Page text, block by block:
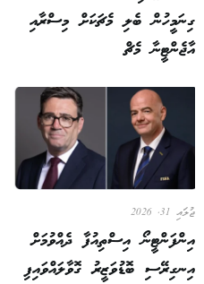
ގިނަމީހުން ބެލި މެޗަކަށް މިސްރާއި
އާޖެންޓީނާ މެޗް
ޖުލައި 31, 2026
އިންފަންޓީނޯ އިސްތިއުފާ ދެއްވުމަށް
އިނގިރޭސި ބޮޑުވަޒީރު ގޮވާލައްވައިފި